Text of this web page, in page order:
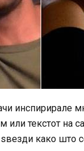
инспирирале
или текстот на
ѕвезди како што